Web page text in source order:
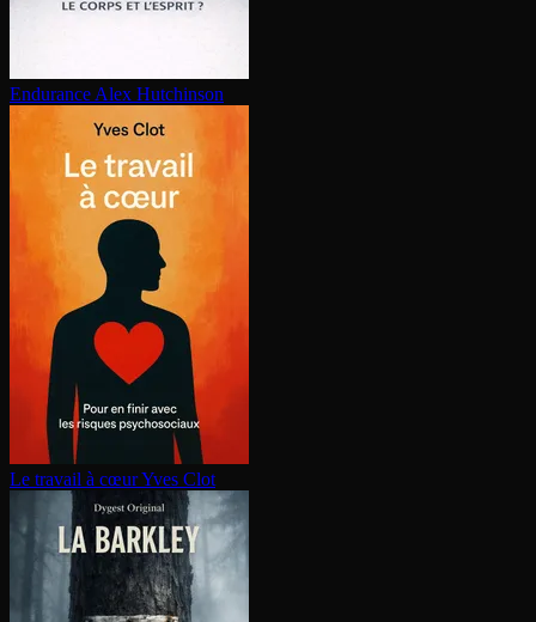
Endurance Alex Hutchinson
Le travail à cœurYves Clot